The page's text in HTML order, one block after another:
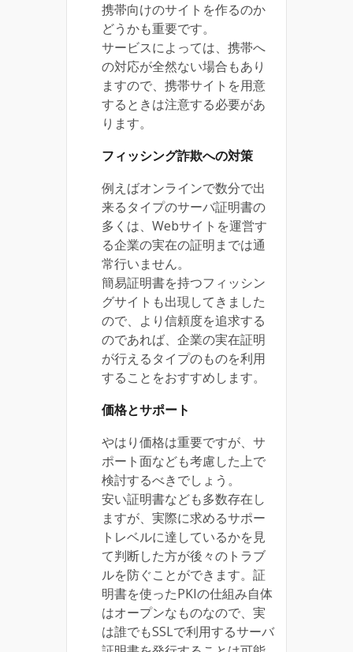
携帯向けのサイトを作るのか
どうかも重要です。
サービスによっては、携帯へ
の対応が全然ない場合もあり
ますので、携帯サイトを用意
するときは注意する必要があ
ります。
フィッシング詐欺への対策
例えばオンラインで数分で出
来るタイプのサーバ証明書の
多くは、Webサイトを運営す
る企業の実在の証明までは通
常行いません。
簡易証明書を持つフィッシン
グサイトも出現してきました
ので、より信頼度を追求する
のであれば、企業の実在証明
が行えるタイプのものを利用
することをおすすめします。
価格とサポート
やはり価格は重要ですが、サ
ポート面なども考慮した上で
検討するべきでしょう。
安い証明書なども多数存在し
ますが、実際に求めるサポー
トレベルに達しているかを見
て判断した方が後々のトラブ
ルを防ぐことができます。証
明書を使ったPKIの仕組み自体
はオープンなものなので、実
は誰でもSSLで利用するサーバ